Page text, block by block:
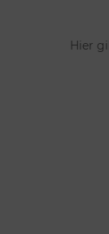
Hier